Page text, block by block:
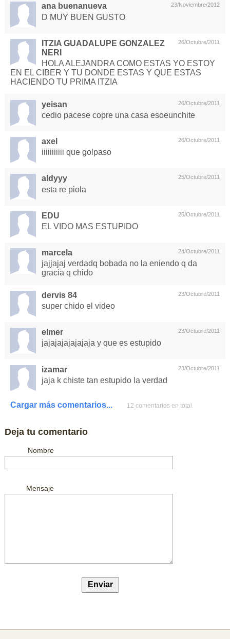
23/Noviembre/2012
ana buenanueva
D MUY BUEN GUSTO
26/Octubre/2011
ITZIA GUADALUPE GONZALEZ
NERI
HOLA ALEJANDRA COMO ESTAS YO ESTOY
EN EL CIBER Y TU DONDE ESTAS Y QUE ESTAS
HACIENDO TU PRIMA ITZIA
26/Octubre/2011
yeisan
cedio pacese copre una casa esoeunchite
26/Octubre/2011
axel
iiiiiiiiiii que golpaso
25/Octubre/2011
aldyyy
esta re piola
25/Octubre/2011
EDU
EL VIDO MAS ESTUPIDO
24/Octubre/2011
marcela
jajjajaj verdadq bobada no la eniendo q da
gracia q chido
23/Octubre/2011
dervis 84
super chido el video
23/Octubre/2011
elmer
jajajajajajajaja y que es estupido
23/Octubre/2011
izamar
jaja k chiste tan estupido la verdad
Cargar más comentarios... 12 comentarios en total.
Deja tu comentario
Nombre
Mensaje